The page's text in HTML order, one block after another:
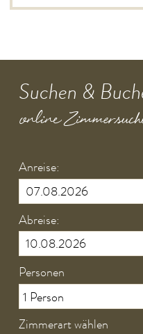
Suchen &
online
Anreise:
Abreise:
Personen
Zimmerart wählen